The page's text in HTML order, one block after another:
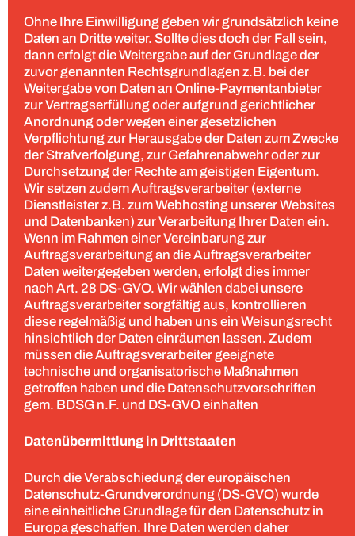
Ohne Ihre Einwilligung geben wir grundsätzlich keine
Daten an Dritte weiter. Sollte dies doch der Fall sein,
dann erfolgt die Weitergabe auf der Grundlage der
zuvor genannten Rechtsgrundlagen z.B. bei der
Weitergabe von Daten an Online-Paymentanbieter
zur Vertragserfüllung oder aufgrund gerichtlicher
Anordnung oder wegen einer gesetzlichen
Verpflichtung zur Herausgabe der Daten zum Zwecke
der Strafverfolgung, zur Gefahrenabwehr oder zur
Durchsetzung der Rechte am geistigen Eigentum.
Wir setzen zudem Auftragsverarbeiter (externe
Dienstleister z.B. zum Webhosting unserer Websites
und Datenbanken) zur Verarbeitung Ihrer Daten ein.
Wenn im Rahmen einer Vereinbarung zur
Auftragsverarbeitung an die Auftragsverarbeiter
Daten weitergegeben werden, erfolgt dies immer
nach Art. 28 DS-GVO. Wir wählen dabei unsere
Auftragsverarbeiter sorgfältig aus, kontrollieren
diese regelmäßig und haben uns ein Weisungsrecht
hinsichtlich der Daten einräumen lassen. Zudem
müssen die Auftragsverarbeiter geeignete
technische und organisatorische Maßnahmen
getroffen haben und die Datenschutzvorschriften
gem. BDSG n.F. und DS-GVO einhalten
Datenübermittlung in Drittstaaten
Durch die Verabschiedung der europäischen
Datenschutz-Grundverordnung (DS-GVO) wurde
eine einheitliche Grundlage für den Datenschutz in
Europa geschaffen. Ihre Daten werden daher